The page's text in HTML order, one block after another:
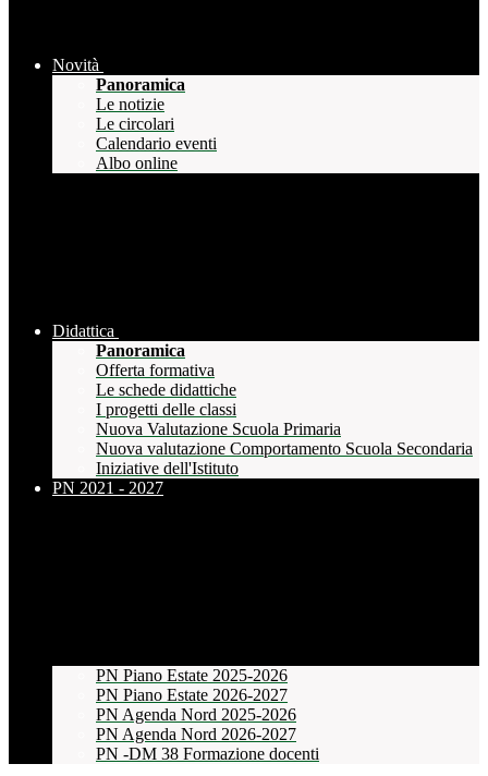
Novità
Panoramica
Le notizie
Le circolari
Calendario eventi
Albo online
Didattica
Panoramica
Offerta formativa
Le schede didattiche
I progetti delle classi
Nuova Valutazione Scuola Primaria
Nuova valutazione Comportamento Scuola Secondaria
Iniziative dell'Istituto
PN 2021 - 2027
PN Piano Estate 2025-2026
PN Piano Estate 2026-2027
PN Agenda Nord 2025-2026
PN Agenda Nord 2026-2027
PN -DM 38 Formazione docenti